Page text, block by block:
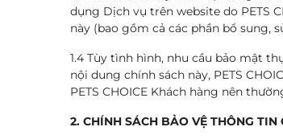
dụng Dịch vụ trên website do PETS
này (bao gồm cả các phần bổ sung,
1.4 Tùy tình hình, nhu cầu bảo mật
nội dung chính sách này, PETS
PETS CHOICE Khách hàng nên
2. CHÍNH SÁCH BẢO VỆ THÔNG